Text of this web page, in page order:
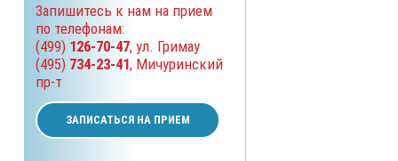
Запишитесь к нам на прием
по телефонам:
(499) 126-70-47, ул. Гримау
(495) 734-23-41, Мичуринский
пр-т
ЗАПИСАТЬСЯ НА ПРИЕМ